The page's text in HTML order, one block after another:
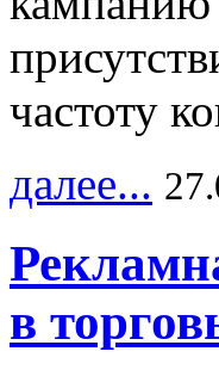
частоту
далее...
в